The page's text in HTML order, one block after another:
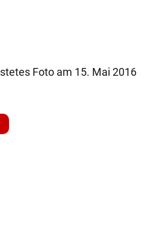
Foto am 15. Mai 2016